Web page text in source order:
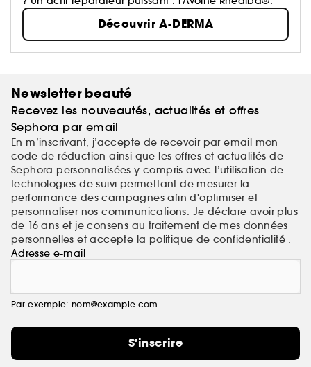
Découvrir A-DERMA
Newsletter beauté
Recevez les nouveautés, actualités et offres
Sephora par email
En m’inscrivant, j’accepte de recevoir par email mon
code de réduction ainsi que les offres et actualités de
Sephora personnalisées y compris avec l’utilisation de
technologies de suivi permettant de mesurer la
performance des campagnes afin d'optimiser et
personnaliser nos communications. Je déclare avoir plus
de 16 ans et je consens au traitement de mes données
personnelleset accepte la politique de confidentialité .
Adresse e-mail
Par exemple: nom@example.com
S'inscrire